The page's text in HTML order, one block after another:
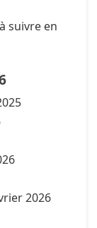
suivre en
2026